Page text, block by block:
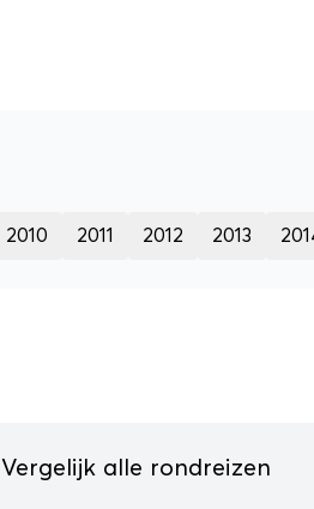
2010 2011 2012 2013
Vergelijk alle rondreizen